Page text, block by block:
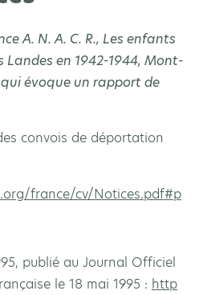
A. N. A. C. R., Les enfants
en 1942-1944, Mont-
évoque un rapport de
convois de déportation
france/cv/Notices.pdf#p
publié au Journal Officiel
le 18 mai 1995 : http